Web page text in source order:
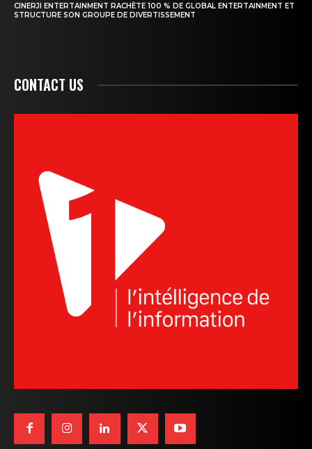
CINERJI ENTERTAINMENT RACHÈTE 100 % DE GLOBAL ENTERTAINMENT ET
STRUCTURE SON GROUPE DE DIVERTISSEMENT
CONTACT US